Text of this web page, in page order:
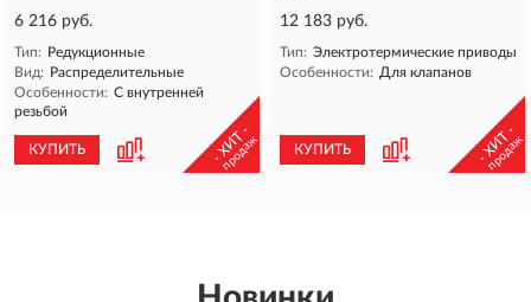
6 216 руб.
Тип: Редукционные
Вид: Распределительные
Особенности: С внутренней
резьбой
КУПИТЬ - ХИТ -
продаж
12 183 руб.
Тип: Электротермические приводы
Особенности: Для клапанов
КУПИТЬ - ХИТ -
продаж